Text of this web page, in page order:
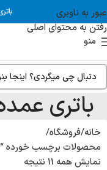
عبور به ناوبری
رفتن به محتوای اصلی
باتری
منو
باتری
خانه فروشگاه
محصولات برچسب خورده
نمایش همه 11 نتیجه